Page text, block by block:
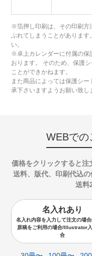
※箔押し印刷は、その印刷方
ぶれてしまうことがあります
い。
※卓上カレンダーに付属の保
おります。 そのため、保護
ことができかねます。
また商品によっては保護シ
承下さいますようお願い致し
WEBでの
価格をクリックすると注
送料、版代、印刷代込
送料
名入れあり
名入れ内容を入力して注文の場
原稿をご利用の場合/Illustrator
合